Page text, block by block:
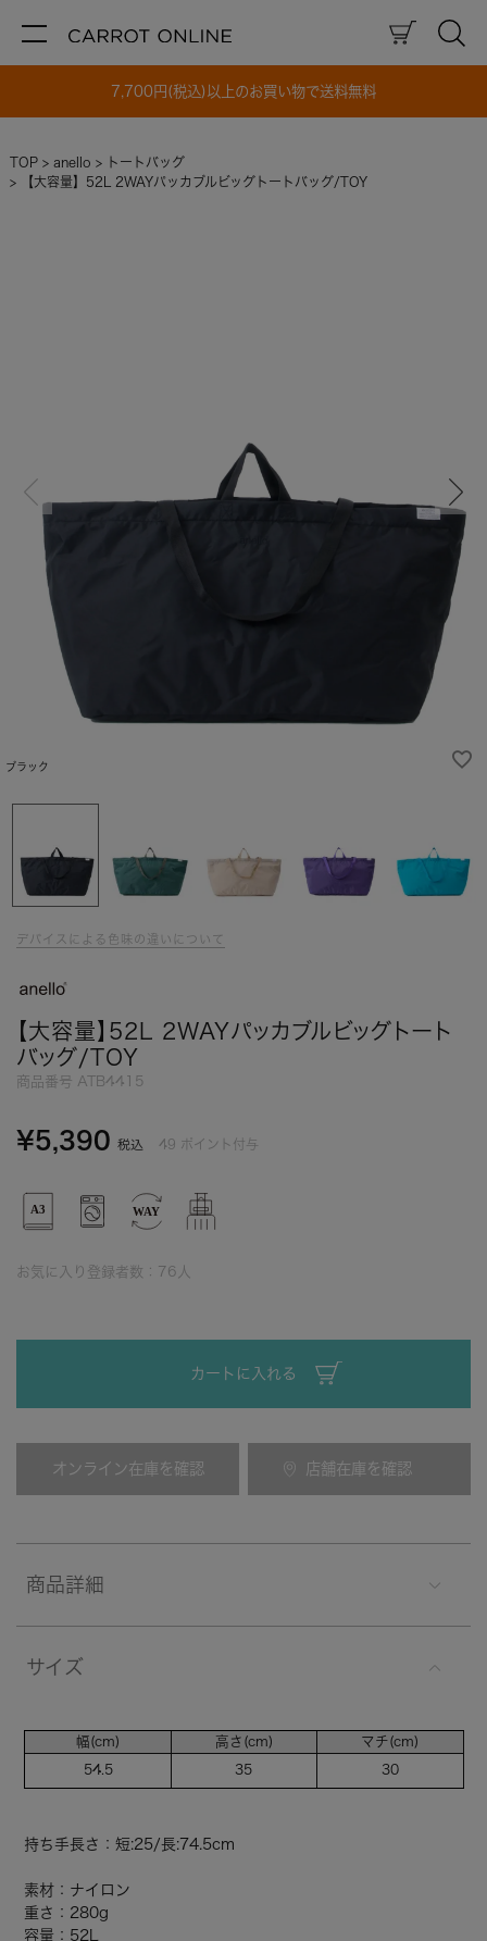
7,700円(税込)以上のお買い物で送料無料
TOP anello
トートバッグ
【大容量】52L 2WAYパッカブルビッグトートバッグ/TOY
ブラック
デバイスによる色味の違いについて
【大容量】52L 2WAYパッカブルビッグトート
バッグ/TOY
商品番号 ATB4415
¥5,390 税込 49 ポイント付与
お気に入り登録者数： 76 人
カートに入れる
オンライン在庫を確認 店舗在庫を確認
商品詳細
サイズ
幅(cm)
54.5
高さ(cm)
35
マチ(cm)
30
持ち手長さ：短:25/長:74.5cm
素材：ナイロン
重さ：280g
容量：52L